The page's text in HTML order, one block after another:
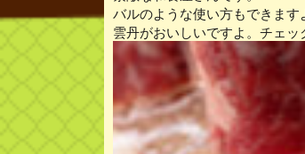
バルのような使い方もできます
雲丹がおいしいですよ。チェッ